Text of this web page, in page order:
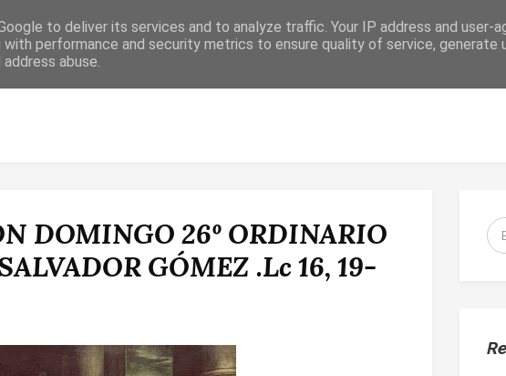
DOMINGO 26º ORDINARIO
GÓMEZ .Lc 16, 19-
S
:
to deliver its services and to analyze traffic. Your IP address and user-
with performance and security metrics to ensure quality of service, generate
abuse.